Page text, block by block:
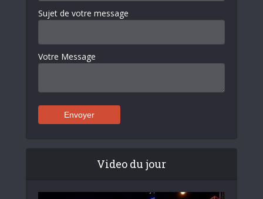
Sujet de votre message
Votre Message
Video du jour